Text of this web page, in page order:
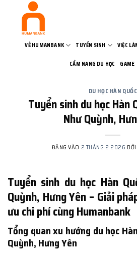
VỀ HUMANBANK TUYỂN SINH VIỆC
CẨM NANG DU HỌC GAME
DU HỌC HÀN QUỐC
Tuyển sinh du học Hàn
Như Quỳnh,
ĐĂNG VÀO 2 THÁNG 2 2026 BỞI
Tuyển sinh du học Hàn
Quỳnh, Hưng Yên – Giải
ưu chi phí cùng Humanbank
Tổng quan xu hướng du học
Quỳnh, Hưng Yên